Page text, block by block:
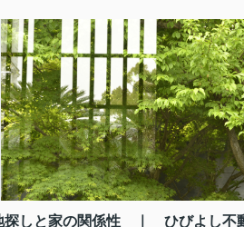
探しと家の関係性 ｜ ひびよし